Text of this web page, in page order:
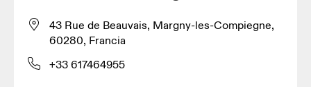
43 Rue de Beauvais, Margny-les-Compiegne,
60280, Francia
+33 617464955